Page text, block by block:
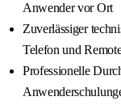
Anwender vor Ort
Zuverlässiger
Telefon und
Professionelle